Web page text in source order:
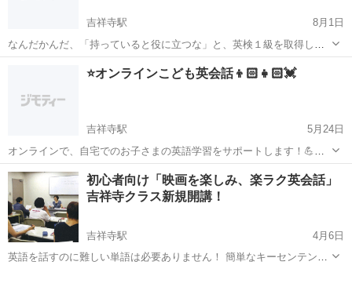
吉祥寺駅
8月1日
なんだかんだ、「持っていると役に立つな」と、英検１級を取得して
から思います。 できる・話せる、ではなく、「資格がある」というの
は、分かりやすく、強いです。 私は、もともとは筋金入りの劣等生で
吉祥寺駅 英検 1級
⭐️オンラインこども英会話👦🏻👧🏻💓
吉祥寺駅
5月24日
オンラインで、自宅でのお子さまの英語学習をサポートします！💪✨
フォニックスで正しい発音&読み書き力アップ🌱 毎週の親子レッスン
から、 コストをかけずに学習するアドバイスまで、 可能な限り、ご希
望に沿って対応します！ お子...
東京 武蔵野市 吉祥寺駅 英会話 オンライン
初心者向け「映画を楽しみ、楽ラク英会話」
吉祥寺クラス新規開講！
吉祥寺駅
4月6日
英語を話すのに難しい単語は必要ありません！ 簡単なキーセンテンス